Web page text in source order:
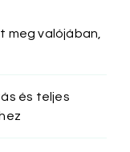
meg valójában,
és teljes